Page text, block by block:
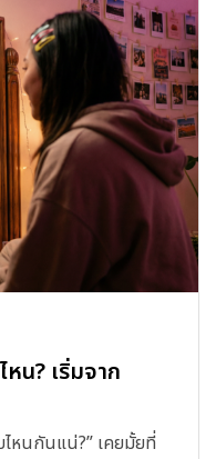
น? เริ่มจาก
ไหนกันแน่?” เคยมั้ยที่